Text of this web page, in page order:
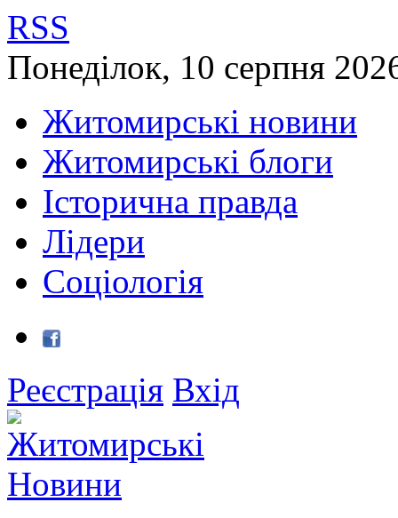
RSS
Понеділок, 10 серпня
Житомирські новини
Житомирські блоги
Історична правда
Лідери
Соціологія
Реєстрація Вхід